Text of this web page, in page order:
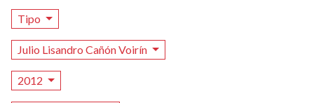
Tipo
Julio Lisandro Cañón Voirín
2012